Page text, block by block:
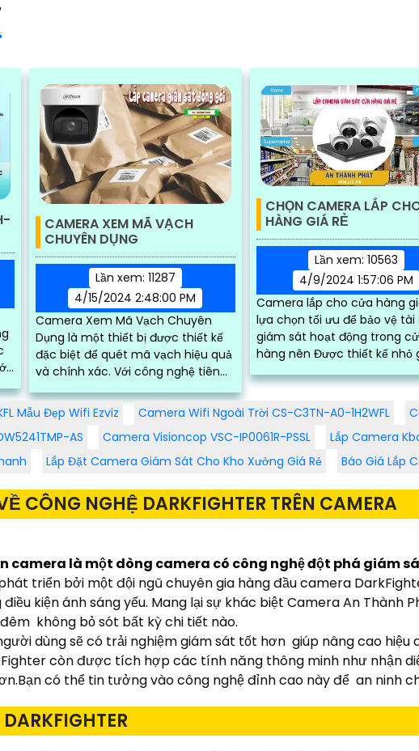
CAMERA XEM MÃ VẠCH
CHUYÊN DỤNG
Lần xem: 11287
4/15/2024 2:48:00 PM
Camera Xem Mã Vạch Chuyên
Dụng là một thiết bị được thiết kế
đặc biệt để quét mã vạch hiệu quả
và chính xác. Với công nghệ tiên
tiến, camera này cho phép đọc
mã vạch từ xa mà không cần tiếp
xúc trực tiếp
CHỌN CAMERA LẮP
HÀNG GIÁ RẺ
Lần xem: 10563
4/9/2024 1:57:06 PM
Camera lắp cho cửa hàng
lựa chọn tối ưu để bảo vệ tài
giám sát hoạt động trong
hàng nên Được thiết kế nhỏ
lắp đặt và di dời sử dụng
cho cửa hàng...
Mẫu Đẹp Wifi Ezviz Camera Wifi Ngoài Trời CS-C3TN-A0-1H2WFL
AS Camera Visioncop VSC-IP0061R-PSSL Lắp Camera
Lắp Đặt Camera Giám Sát Cho Kho Xưởng Giá Rẻ Báo Giá Lắp
CÔNG NGHỆ DARKFIGHTER TRÊN CAMERA
camera là một dòng camera có công nghệ đột phá giám
triển bởi một đội ngũ chuyên gia hàng đầu camera
kiện ánh sáng yếu. Mang lại sự khác biệt Camera An Thành
không bỏ sót bất kỳ chi tiết nào.
dùng sẽ có trải nghiệm giám sát tốt hơn giúp nâng cao hiệu
còn được tích hợp các tính năng thông minh như nhận
có thể tin tưởng vào công nghệ đỉnh cao này để an ninh